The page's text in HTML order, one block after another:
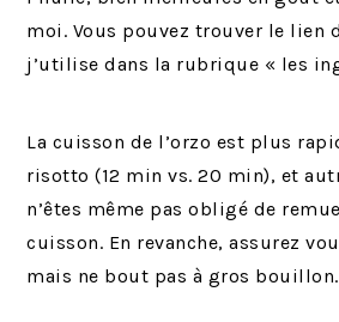
moi. Vous pouvez trouver le lien
j’utilise dans la rubrique « les
La cuisson de l’orzo est plus
risotto (12 min vs. 20 min), et
n’êtes même pas obligé de
cuisson. En revanche, assurez
mais ne bout pas à gros bouillon.